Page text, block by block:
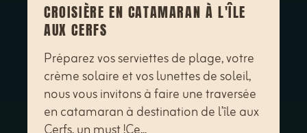
CROISIÈRE EN CATAMARAN À L'ÎLE
AUX CERFS
Préparez vos serviettes de plage, votre
crème solaire et vos lunettes de soleil,
nous vous invitons à faire une traversée
en catamaran à destination de l’île aux